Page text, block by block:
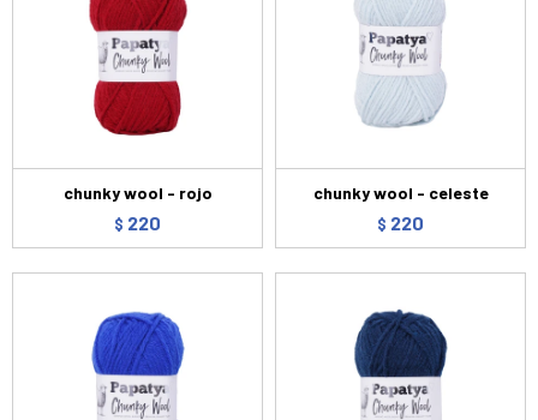
chunky wool - rojo
$ 220
chunky wool - celeste
$ 220